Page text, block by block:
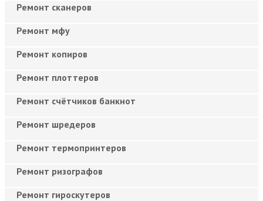
Ремонт сканеров
Ремонт мфу
Ремонт копиров
Ремонт плоттеров
Ремонт счётчиков банкнот
Ремонт шредеров
Ремонт термопринтеров
Ремонт ризографов
Ремонт гироскутеров